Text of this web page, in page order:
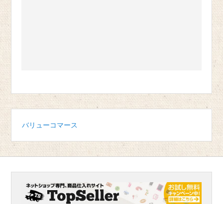
バリューコマース